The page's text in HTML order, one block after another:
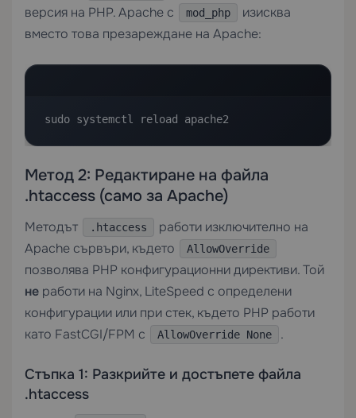
версия на PHP. Apache с
mod_php
изисква
вместо това презареждане на Apache:
sudo systemctl reload apache2
Метод 2: Редактиране на файла
.htaccess (само за Apache)
Методът .htaccess
работи изключително на
Apache сървъри, където
AllowOverride
позволява PHP конфигурационни директиви. Той
не работи на Nginx, LiteSpeed с определени
конфигурации или при стек, където PHP работи
като FastCGI/FPM с
AllowOverride None .
Стъпка 1: Разкрийте и достъпете файла
.htaccess